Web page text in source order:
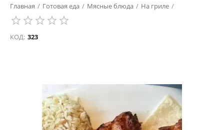
Главная / Готовая еда / Мясные блюда / На гриле /
КОД: 323